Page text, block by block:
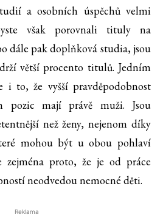
a osobních úspěchů velmi
však porovnali tituly na
dále pak doplňková studia, jsou
větší procento titulů. Jedním
i to, že vyšší pravděpodobnost
pozic mají právě muži. Jsou
než ženy, nejenom díky
mohou být u obou pohlaví
zejména proto, že je od práce
neodvedou nemocné děti.
Reklama